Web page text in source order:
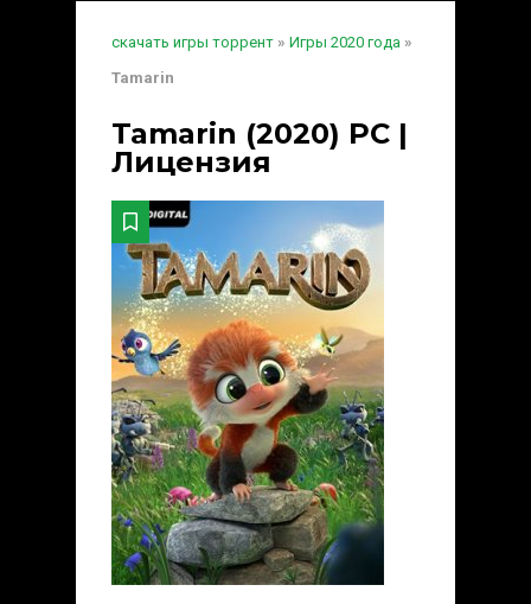
скачать игры торрент » Игры 2020 года »
Tamarin
Tamarin (2020) PC |
Лицензия